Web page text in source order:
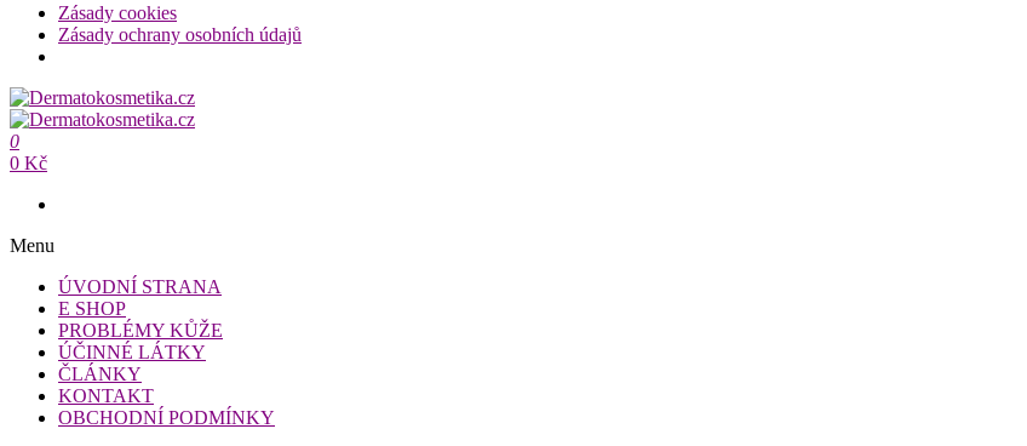
Zásady cookies
Zásady ochrany osobních údajů
Přeskočit
na
obsah
Dermatokosmetika.cz
Dermatokosmetika.cz
0
0 Kč
Menu
ÚVODNÍ STRANA
E SHOP
PROBLÉMY KŮŽE
ÚČINNÉ LÁTKY
ČLÁNKY
KONTAKT
OBCHODNÍ PODMÍNKY